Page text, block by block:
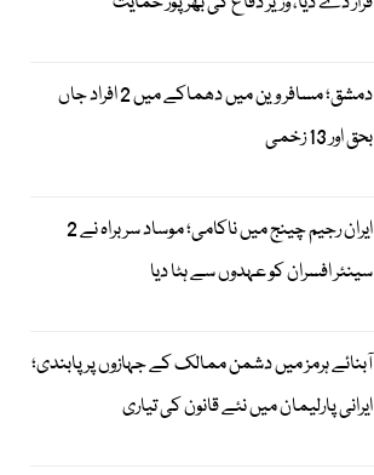
دمشق؛ مسافر وین میں دھماکے میں 2 افراد جاں
بحق اور 13 زخمی
ایران رجیم چینج میں ناکامی؛ موساد سربراہ نے 2
سینئر افسران کو عہدوں سے ہٹا دیا
آبنائے ہرمز میں دشمن ممالک کے جہازوں پر پابندی؛
ایرانی پارلیمان میں نئے قانون کی تیاری